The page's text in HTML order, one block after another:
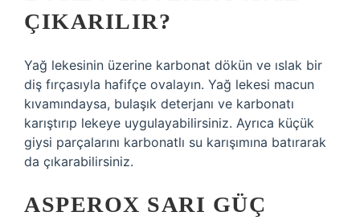
ÇIKARILIR?
Yağ lekesinin üzerine karbonat dökün ve ıslak bir
diş fırçasıyla hafifçe ovalayın. Yağ lekesi macun
kıvamındaysa, bulaşık deterjanı ve karbonatı
karıştırıp lekeye uygulayabilirsiniz. Ayrıca küçük
giysi parçalarını karbonatlı su karışımına batırarak
da çıkarabilirsiniz.
ASPEROX SARI GÜÇ